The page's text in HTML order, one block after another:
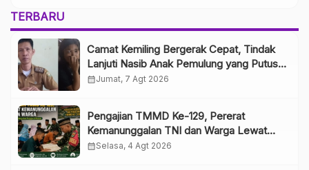
TERBARU
Camat Kemiling Bergerak Cepat, Tindak
Lanjuti Nasib Anak Pemulung yang Putus
Sekolah
calendar_monthJumat, 7 Agt 2026
Pengajian TMMD Ke-129, Pererat
Kemanunggalan TNI dan Warga Lewat
Pembinaan Spiritual
calendar_monthSelasa, 4 Agt 2026